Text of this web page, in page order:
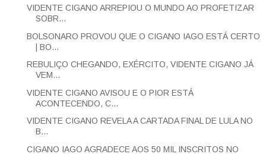
VIDENTE CIGANO ARREPIOU O MUNDO AO PROFETIZAR
SOBR...
BOLSONARO PROVOU QUE O CIGANO IAGO ESTÁ CERTO
| BO...
REBULIÇO CHEGANDO, EXÉRCITO, VIDENTE CIGANO JÁ
VEM...
VIDENTE CIGANO AVISOU E O PIOR ESTÁ
ACONTECENDO, C...
VIDENTE CIGANO REVELA A CARTADA FINAL DE LULA NO
B...
CIGANO IAGO AGRADECE AOS 50 MIL INSCRITOS NO